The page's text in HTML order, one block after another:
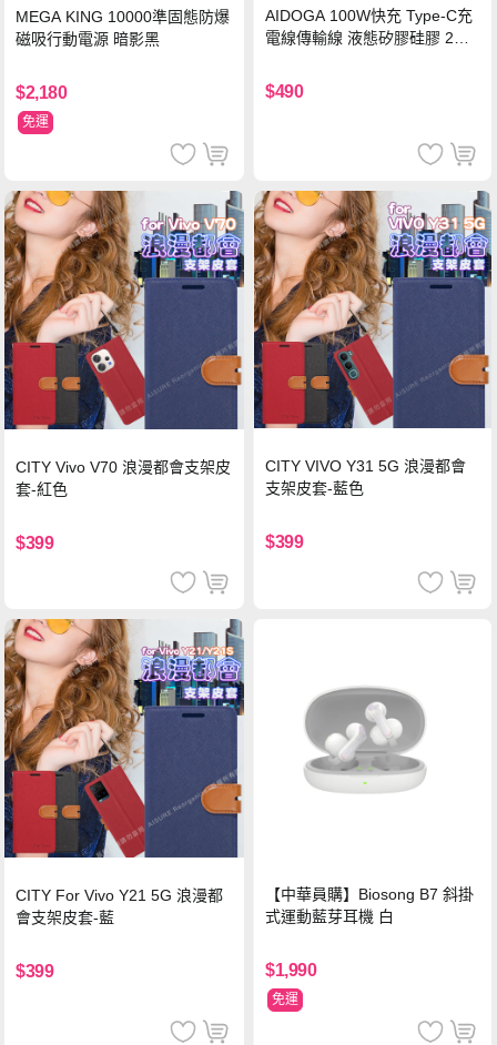
MEGA KING 10000準固態防爆
磁吸行動電源 暗影黑
$2,180
免運
AIDOGA 100W快充 Type-C充
電線傳輸線 液態矽膠硅膠 2M
$490
CITY Vivo V70 浪漫都會支架皮
套-紅色
$399
CITY VIVO Y31 5G 浪漫都會
支架皮套-藍色
$399
CITY For Vivo Y21 5G 浪漫都
會支架皮套-藍
$399
【中華員購】Biosong B7 斜掛
式運動藍芽耳機 白
$1,990
免運